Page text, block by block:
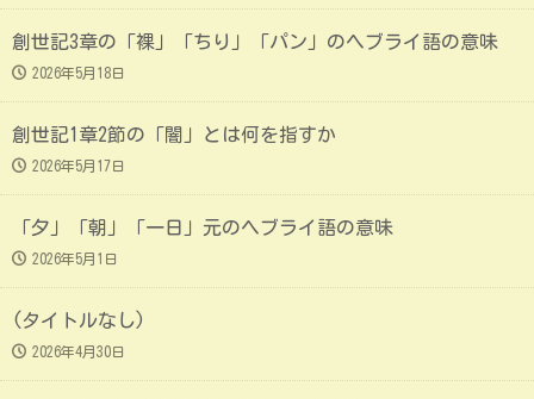
創世記3章の「裸」「ちり」「パン」のヘブライ語の意味
2026年5月18日
創世記1章2節の「闇」とは何を指すか
2026年5月17日
「夕」「朝」「一日」元のヘブライ語の意味
2026年5月1日
(タイトルなし)
2026年4月30日